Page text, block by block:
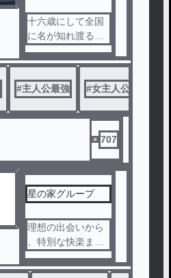
タイムで指摘し始
める。
拒否しても、逃げ
に侵食されていく
——次に狙われる
のは、あなたのス
マホかもしれない
。
十六歳にして全国
に名が知れ渡る怪
談作家となった岩
古島（いわこじま
）透子（とうこ）
は、とある村に引
っ越してきた。
樫馬村は一見して
どこにでもある田
った。
次に越してきたの
は都会の娘か。ど
れどれ、少し脅か
してやろうと村人
#主人公最強 #女主人公
707
星の家グループ
理想の出会いから
、特別な快楽まで
。星の家グループ
はあなたの人生を